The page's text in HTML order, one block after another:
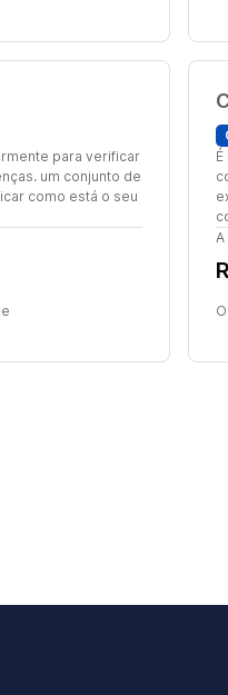
para verificar
um conjunto de
como está o seu